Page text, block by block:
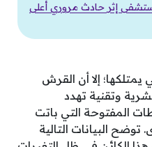
إثر حادث مروري أعلى
يمتلكها؛ إلا أن القرش
وتقنية تهدد
المفتوحة التي باتت
توضح البيانات التالية